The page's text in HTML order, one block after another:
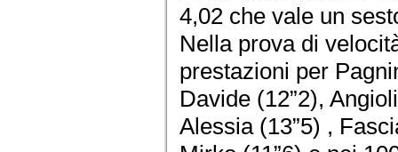
4,02 che vale un
Nella prova di
prestazioni per
Davide (12”2),
Alessia (13”5) ,